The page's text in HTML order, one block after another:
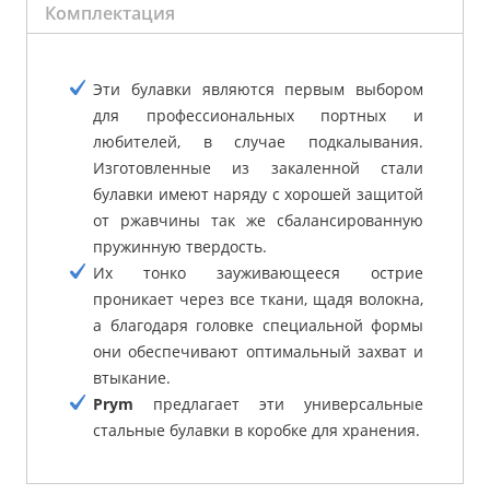
Комплектация
Эти булавки являются первым выбором
для профессиональных портных и
любителей, в случае подкалывания.
Изготовленные из закаленной стали
булавки имеют наряду с хорошей защитой
от ржавчины так же сбалансированную
пружинную твердость.
Их тонко зауживающееся острие
проникает через все ткани, щадя волокна,
а благодаря головке специальной формы
они обеспечивают оптимальный захват и
втыкание.
Prym предлагает эти универсальные
стальные булавки в коробке для хранения.